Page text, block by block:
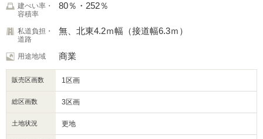
建ぺい率・
容積率
80％・252％
私道負担・
道路
無、北東4.2ｍ幅（接道幅6.3ｍ）
用途地域 商業
販売区画数 1区画
総区画数 3区画
土地状況 更地